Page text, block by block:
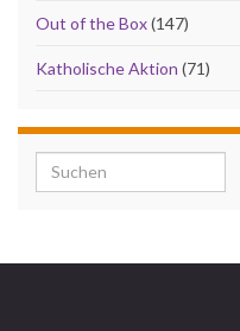
Out of the Box(147)
Katholische Aktion (71)
Search for: